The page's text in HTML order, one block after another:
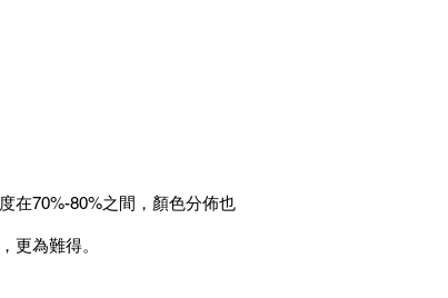
在70%-80%之間，顏色分佈也
更為難得。